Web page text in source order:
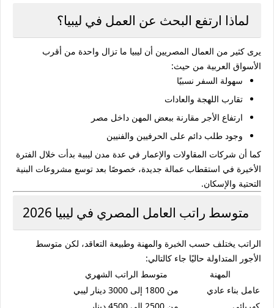
لماذا ارتفع البحث عن العمل في ليبيا؟
يرى كثير من العمال المصريين أن ليبيا ما تزال واحدة من أقرب
الأسواق العربية من حيث:
سهولة السفر نسبيًا
تقارب اللهجة والعادات
ارتفاع الأجر مقارنة ببعض المهن داخل مصر
وجود طلب دائم على الحرفيين والفنيين
كما أن شركات المقاولات والإعمار في عدة مدن ليبية بدأت خلال الفترة
الأخيرة في استقطاب عمالة جديدة، خصوصًا بعد توسع مشروعات البنية
التحتية والإسكان.
متوسط راتب العامل المصري في ليبيا 2026
الراتب يختلف حسب الخبرة والمهنة وطبيعة التعاقد، لكن متوسط
الأجور المتداولة حاليًا جاء كالتالي:
المهنة
متوسط الراتب الشهري
عامل بناء عادي
من 1800 إلى 3000 دينار ليبي